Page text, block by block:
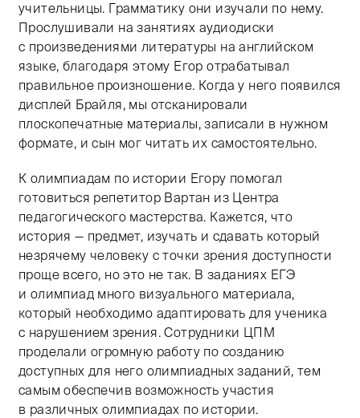
учительницы. Грамматику они изучали по нему.
Прослушивали на занятиях аудиодиски
с произведениями литературы на английском
языке, благодаря этому Егор отрабатывал
правильное произношение. Когда у него появился
дисплей Брайля, мы отсканировали
плоскопечатные материалы, записали в нужном
формате, и сын мог читать их самостоятельно.
К олимпиадам по истории Егору помогал
готовиться репетитор Вартан из Центра
педагогического мастерства. Кажется, что
история — предмет, изучать и сдавать который
незрячему человеку с точки зрения доступности
проще всего, но это не так. В заданиях ЕГЭ
и олимпиад много визуального материала,
который необходимо адаптировать для ученика
с нарушением зрения. Сотрудники ЦПМ
проделали огромную работу по созданию
доступных для него олимпиадных заданий, тем
самым обеспечив возможность участия
в различных олимпиадах по истории.